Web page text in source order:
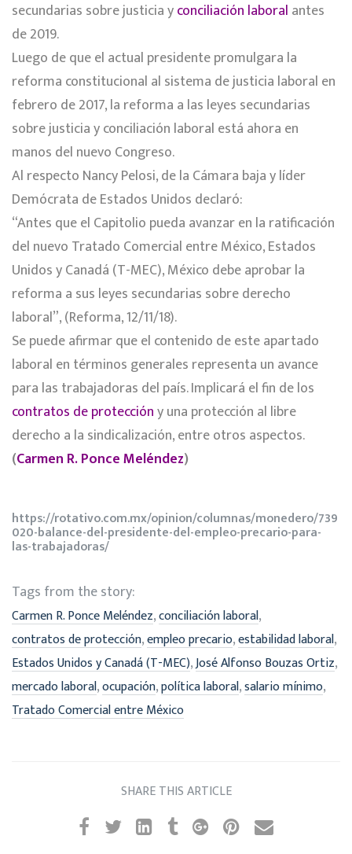
secundarias sobre justicia yconciliación laboral antes
de 2019.
Luego de que el actual presidente promulgara la
reforma constitucional al sistema de justicia laboral en
febrero de 2017, la reforma a las leyes secundarias
sobre justicia y conciliación laboral está ahora en
manos del nuevo Congreso.
Al respecto Nancy Pelosi, de la Cámara baja y líder
Demócrata de Estados Unidos declaró:
“Antes que el Capitolio pueda avanzar en la ratificación
del nuevo Tratado Comercial entre México, Estados
Unidos y Canadá (T-MEC), México debe aprobar la
reforma a sus leyes secundarias sobre derecho
laboral”, (Reforma, 12/11/18).
Se puede afirmar que el contenido de este apartado
laboral en términos generales representa un avance
para las trabajadoras del país. Implicará el fin de los
contratos de proteccióny una protección al libre
derecho a la sindicalización, entre otros aspectos.
(Carmen R. Ponce Meléndez)
https://rotativo.com.mx/opinion/columnas/monedero/739
020-balance-del-presidente-del-empleo-precario-para-
las-trabajadoras/
Tags from the story:
Carmen R. Ponce Meléndez,conciliación laboral,
contratos de protección,empleo precario,estabilidad laboral,
Estados Unidos y Canadá (T-MEC),José Alfonso Bouzas Ortiz,
mercado laboral,ocupación,política laboral,salario mínimo,
Tratado Comercial entre México
SHARE THIS ARTICLE